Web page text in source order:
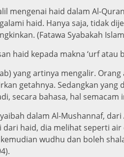
mengenai haid dalam Al-
haid. Hanya saja, tidak
(Fatawa Syabakah
haid kepada makna ‘urf atau
yang artinya mengalir.
getahnya. Sedangkan yang
secara bahasa, hal
dalam Al-Mushannaf,
haid, dia melihat seperti
wudhu dan boleh